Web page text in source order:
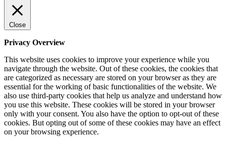
Close
Privacy Overview
This website uses cookies to improve your experience while you
navigate through the website. Out of these cookies, the cookies that
are categorized as necessary are stored on your browser as they are
essential for the working of basic functionalities of the website. We
also use third-party cookies that help us analyze and understand how
you use this website. These cookies will be stored in your browser
only with your consent. You also have the option to opt-out of these
cookies. But opting out of some of these cookies may have an effect
on your browsing experience.